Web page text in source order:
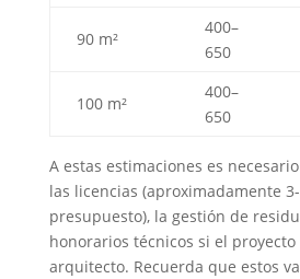
90 m²
400–
650
100 m²
400–
650
A estas estimaciones es
las licencias (aproximadamente
presupuesto), la gestión de
honorarios técnicos si el
arquitecto. Recuerda que estos